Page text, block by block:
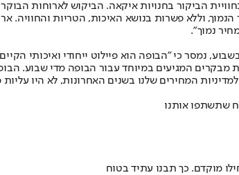
הביקור בחנויות איקאה. הביקוש לארוחות
וללא פשרות בנושא האיכות, הטריות והחוויה.
נמוך".
נמסר כי "הבופה הוא פיילוט ייחודי ואיכותי
המגיעים במיוחד עבור הבופה מדי שבוע. הבופה פתוח
המחירים שלנו בשנים האחרונות, לא היו
שתשתפו אותנו
מוקדם. כך תבנו עתיד בטוח